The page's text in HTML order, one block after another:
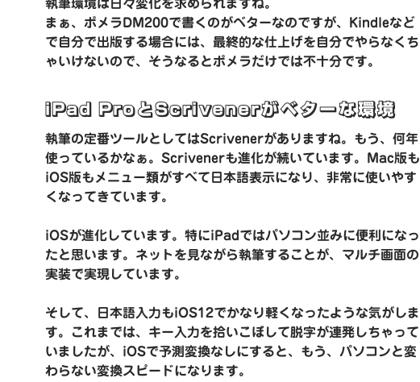
執筆環境は日々変化を求められますね。
まぁ、ポメラDM200で書くのがベターなのですが、Kindleなど
で自分で出版する場合には、最終的な仕上げを自分でやらなくち
ゃいけないので、そうなるとポメラだけでは不十分です。
iPad ProとScrivenerがベターな環境
執筆の定番ツールとしてはScrivenerがありますね。もう、何年
使っているかなぁ。Scrivenerも進化が続いています。Mac版も
iOS版もメニュー類がすべて日本語表示になり、非常に使いやす
くなってきています。
iOSが進化しています。特にiPadではパソコン並みに便利になっ
たと思います。ネットを見ながら執筆することが、マルチ画面の
実装で実現しています。
そして、日本語入力もiOS12でかなり軽くなったような気がしま
す。これまでは、キー入力を拾いこぼして脱字が連発しちゃって
いましたが、iOSで予測変換なしにすると、もう、パソコンと変
わらない変換スピードになります。